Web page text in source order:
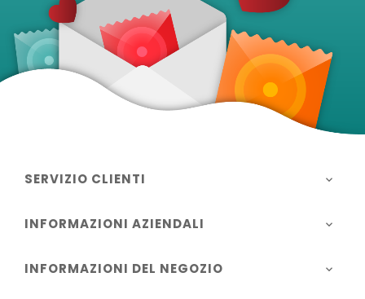
SERVIZIO CLIENTI 
INFORMAZIONI AZIENDALI 
INFORMAZIONI DEL NEGOZIO 